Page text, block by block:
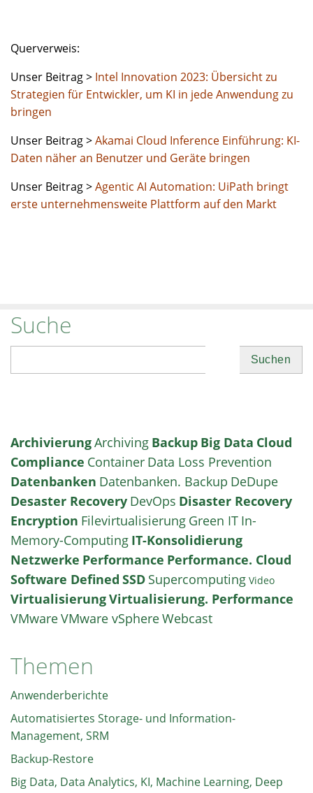
Querverweis:
Unser Beitrag > Intel Innovation 2023: Übersicht zu
Strategien für Entwickler, um KI in jede Anwendung zu
bringen
Unser Beitrag >Akamai Cloud Inference Einführung: KI-
Daten näher an Benutzer und Geräte bringen
Unser Beitrag >Agentic AI Automation: UiPath bringt
erste unternehmensweite Plattform auf den Markt
Suche
ArchivierungArchiving Backup Big Data Cloud
Compliance Container Data Loss Prevention
Datenbanken Datenbanken. Backup DeDupe
Desaster Recovery DevOps Disaster Recovery
Encryption Filevirtualisierung Green IT In-
Memory-Computing IT-Konsolidierung
Netzwerke Performance Performance. Cloud
Software Defined SSD Supercomputing Video
VirtualisierungVirtualisierung. Performance
VMwareVMware vSphereWebcast
Themen
Anwenderberichte
Automatisiertes Storage- und Information-
Management, SRM
Backup-Restore
Big Data, Data Analytics, KI, Machine Learning, Deep